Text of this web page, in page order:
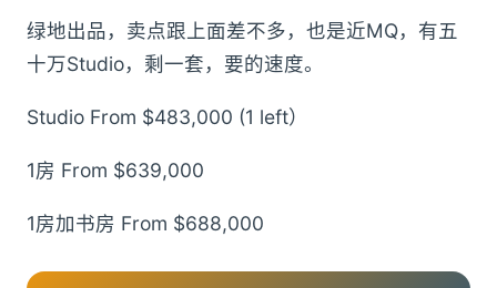
绿地出品，卖点跟上面差不多，也是近MQ，有五
十万Studio，剩一套，要的速度。
Studio From $483,000 (1 left）
1房 From $639,000
1房加书房 From $688,000